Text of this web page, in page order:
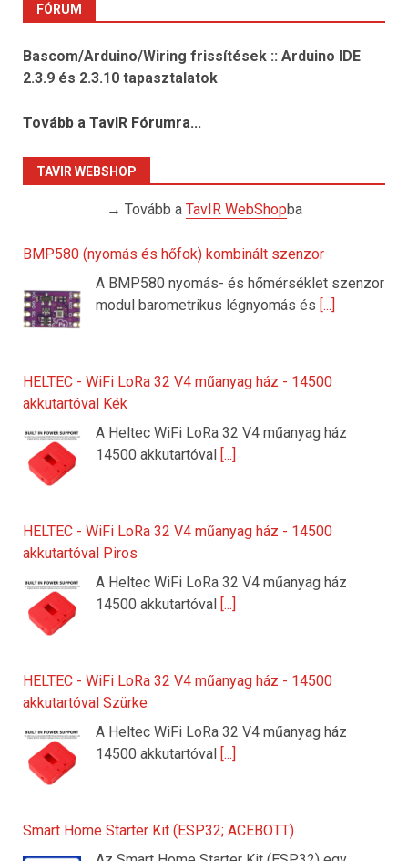
FÓRUM
Bascom/Arduino/Wiring frissítések :: Arduino IDE
2.3.9 és 2.3.10 tapasztalatok
Tovább a TavIR Fórumra...
TAVIR WEBSHOP
→ Tovább a TavIR WebShopba
BMP580 (nyomás és hőfok) kombinált szenzor
A BMP580 nyomás- és hőmérséklet szenzor
modul barometrikus légnyomás és [...]
HELTEC - WiFi LoRa 32 V4 műanyag ház - 14500
akkutartóval Kék
A Heltec WiFi LoRa 32 V4 műanyag ház
14500 akkutartóval
[...]
HELTEC - WiFi LoRa 32 V4 műanyag ház - 14500
akkutartóval Piros
A Heltec WiFi LoRa 32 V4 műanyag ház
14500 akkutartóval
[...]
HELTEC - WiFi LoRa 32 V4 műanyag ház - 14500
akkutartóval Szürke
A Heltec WiFi LoRa 32 V4 műanyag ház
14500 akkutartóval
[...]
Smart Home Starter Kit (ESP32; ACEBOTT)